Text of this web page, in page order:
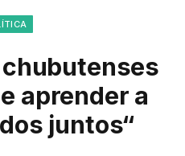
aprender a
juntos“